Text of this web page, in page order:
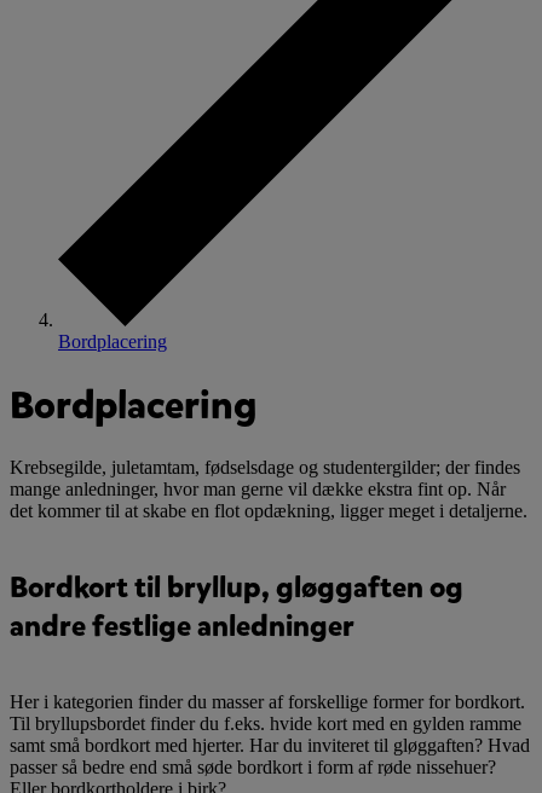
Bordplacering
Bordplacering
Krebsegilde, juletamtam, fødselsdage og studentergilder; der findes
mange anledninger, hvor man gerne vil dække ekstra fint op. Når
det kommer til at skabe en flot opdækning, ligger meget i detaljerne.
Bordkort til bryllup, gløggaften og
andre festlige anledninger
Her i kategorien finder du masser af forskellige former for bordkort.
Til bryllupsbordet finder du f.eks. hvide kort med en gylden ramme
samt små bordkort med hjerter. Har du inviteret til gløggaften? Hvad
passer så bedre end små søde bordkort i form af røde nissehuer?
Eller bordkortholdere i birk?